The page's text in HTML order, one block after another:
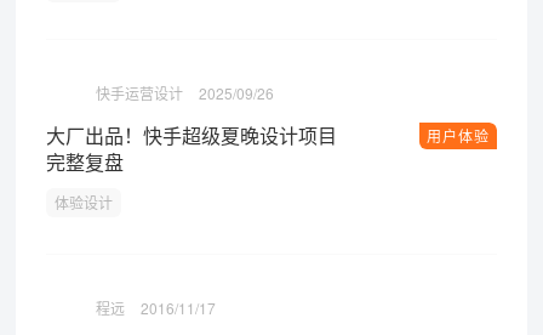
快手运营设计 2025/09/26
用户体验
大厂出品！快手超级夏晚设计项目
完整复盘
体验设计
程远 2016/11/17